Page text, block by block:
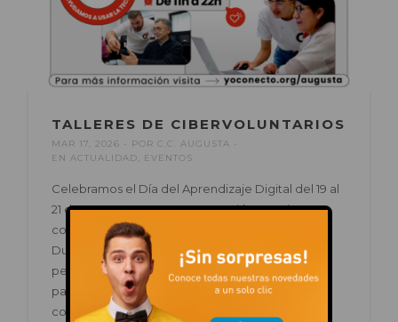
TALLERES DE CIBERVOLUNTARIOS
MAR 17, 2026 POR C.C. AUGUSTA
EN ACTUALIDAD EVENTOS
Celebramos el Día del Aprendizaje Digital del 19 al
21 de marzo con una programación gratuita en
colaboración con Fundación Cibervoluntarios.
Durante esos días, acogemos microtalleres,
pequeñas formaciones y espacios de consulta
para ayudar a la ciudadanía a mejorar sus
competencias digitales de forma práctica y